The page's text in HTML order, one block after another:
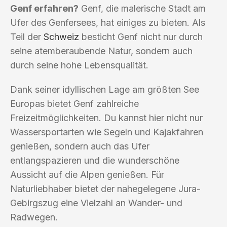
Genf erfahren? Genf, die malerische Stadt am
Ufer des Genfersees, hat einiges zu bieten. Als
Teil der Schweiz besticht Genf nicht nur durch
seine atemberaubende Natur, sondern auch
durch seine hohe Lebensqualität.
Dank seiner idyllischen Lage am größten See
Europas bietet Genf zahlreiche
Freizeitmöglichkeiten. Du kannst hier nicht nur
Wassersportarten wie Segeln und Kajakfahren
genießen, sondern auch das Ufer
entlangspazieren und die wunderschöne
Aussicht auf die Alpen genießen. Für
Naturliebhaber bietet der nahegelegene Jura-
Gebirgszug eine Vielzahl an Wander- und
Radwegen.